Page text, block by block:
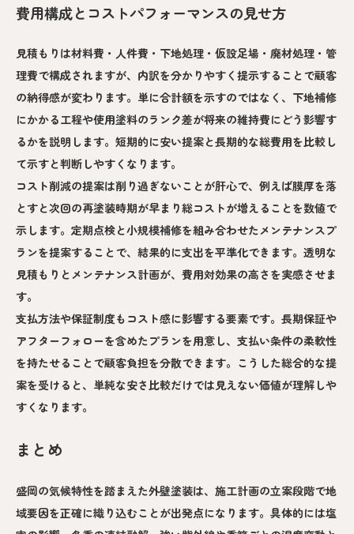
費用構成とコストパフォーマンスの見せ方
見積もりは材料費・人件費・下地処理・仮設足場・廃材処理・管
理費で構成されますが、内訳を分かりやすく提示することで顧客
の納得感が変わります。単に合計額を示すのではなく、下地補修
にかかる工程や使用塗料のランク差が将来の維持費にどう影響す
るかを説明します。短期的に安い提案と長期的な総費用を比較し
て示すと判断しやすくなります。
コスト削減の提案は削り過ぎないことが肝心で、例えば膜厚を落
とすと次回の再塗装時期が早まり総コストが増えることを数値で
示します。定期点検と小規模補修を組み合わせたメンテナンスプ
ランを提案することで、結果的に支出を平準化できます。透明な
見積もりとメンテナンス計画が、費用対効果の高さを実感させま
す。
支払方法や保証制度もコスト感に影響する要素です。長期保証や
アフターフォローを含めたプランを用意し、支払い条件の柔軟性
を持たせることで顧客負担を分散できます。こうした総合的な提
案を受けると、単純な安さ比較だけでは見えない価値が理解しや
すくなります。
まとめ
盛岡の気候特性を踏まえた外壁塗装は、施工計画の立案段階で地
域要因を正確に織り込むことが出発点になります。具体的には塩